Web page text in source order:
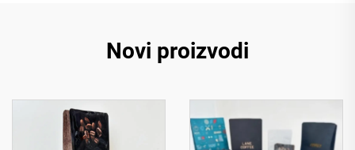
Novi proizvodi